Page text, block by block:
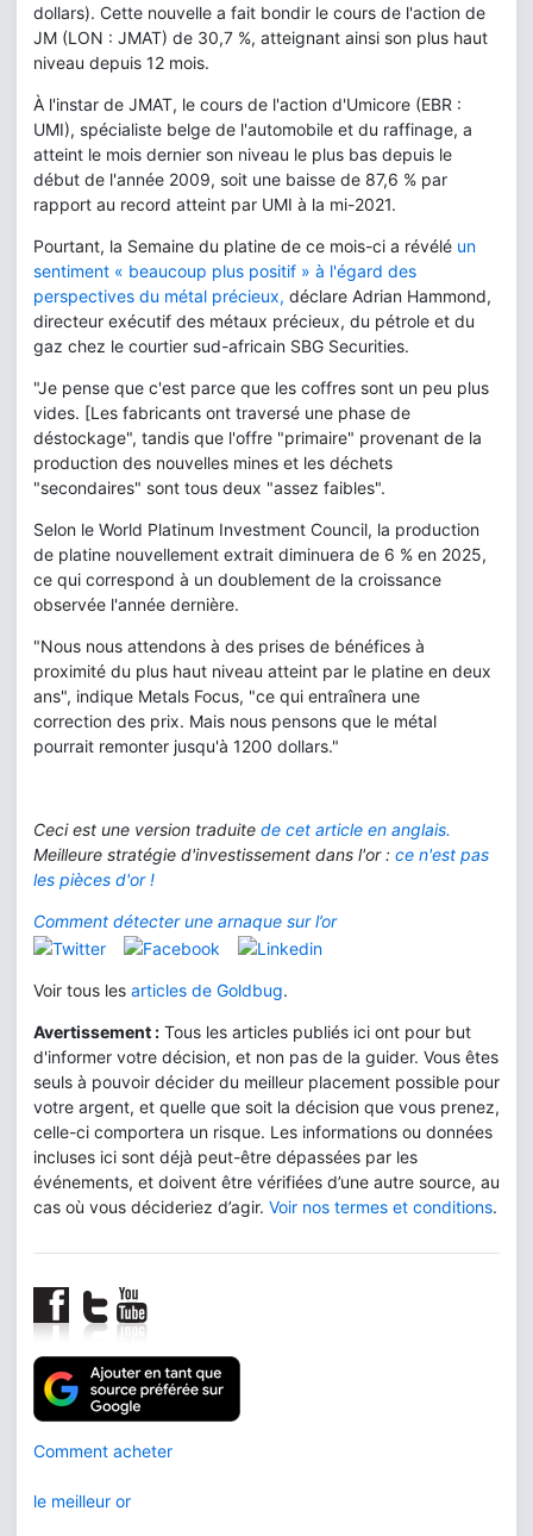
dollars). Cette nouvelle a fait bondir le cours de l'action de
JM (LON : JMAT) de 30,7 %, atteignant ainsi son plus haut
niveau depuis 12 mois.
À l'instar de JMAT, le cours de l'action d'Umicore (EBR :
UMI), spécialiste belge de l'automobile et du raffinage, a
atteint le mois dernier son niveau le plus bas depuis le
début de l'année 2009, soit une baisse de 87,6 % par
rapport au record atteint par UMI à la mi-2021.
Pourtant, la Semaine du platine de ce mois-ci a révélé un
sentiment « beaucoup plus positif » à l'égard des
perspectives du métal précieux, déclare Adrian Hammond,
directeur exécutif des métaux précieux, du pétrole et du
gaz chez le courtier sud-africain SBG Securities.
"Je pense que c'est parce que les coffres sont un peu plus
vides. [Les fabricants ont traversé une phase de
déstockage", tandis que l'offre "primaire" provenant de la
production des nouvelles mines et les déchets
"secondaires" sont tous deux "assez faibles".
Selon le World Platinum Investment Council, la production
de platine nouvellement extrait diminuera de 6 % en 2025,
ce qui correspond à un doublement de la croissance
observée l'année dernière.
"Nous nous attendons à des prises de bénéfices à
proximité du plus haut niveau atteint par le platine en deux
ans", indique Metals Focus, "ce qui entraînera une
correction des prix. Mais nous pensons que le métal
pourrait remonter jusqu'à 1200 dollars."
Ceci est une version traduite de cet article en anglais.
Meilleure stratégie d'investissement dans l'or : ce n'est pas
les pièces d'or !
Comment détecter une arnaque sur l’or
Voir tous les articles de Goldbug.
Avertissement : Tous les articles publiés ici ont pour but
d'informer votre décision, et non pas de la guider. Vous êtes
seuls à pouvoir décider du meilleur placement possible pour
votre argent, et quelle que soit la décision que vous prenez,
celle-ci comportera un risque. Les informations ou données
incluses ici sont déjà peut-être dépassées par les
événements, et doivent être vérifiées d’une autre source, au
cas où vous décideriez d’agir. Voir nos termes et conditions.
Comment acheter
le meilleur or